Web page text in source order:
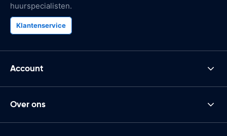
huurspecialisten.
Klantenservice
Account
Over ons